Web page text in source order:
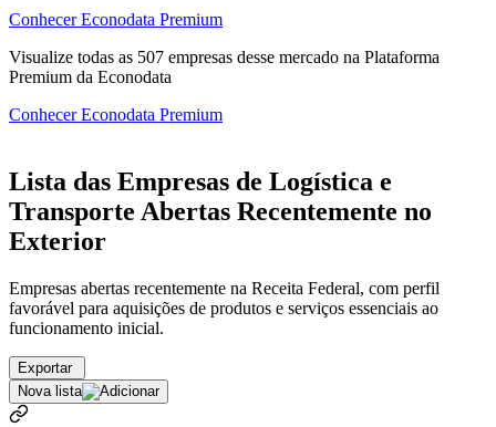
Conhecer Econodata Premium
Visualize todas as 507 empresas desse mercado na Plataforma
Premium da Econodata
Conhecer Econodata Premium
Lista das Empresas de Logística e
Transporte Abertas Recentemente no
Exterior
Empresas abertas recentemente na Receita Federal, com perfil
favorável para aquisições de produtos e serviços essenciais ao
funcionamento inicial.
Exportar
Nova lista